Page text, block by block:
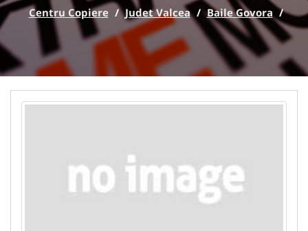
Centru Copiere / Judet Valcea / Baile Govora /